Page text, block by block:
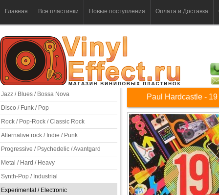
Главная Все пластинки Новые поступления Оплата и Доставка
Jazz / Blues / Bossa Nova
Disco / Funk / Pop
Rock / Pop-Rock / Classic Rock
Alternative rock / Indie / Punk
Progressive / Psychedelic / Avantgard
Metal / Hard / Heavy
Synth-Pop / Industrial
Experimental / Electronic
Paul Hardcastle -